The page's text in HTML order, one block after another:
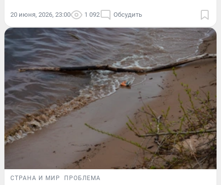
20 июня, 2026, 23:00 1 092 Обсудить
СТРАНА И МИР ПРОБЛЕМА